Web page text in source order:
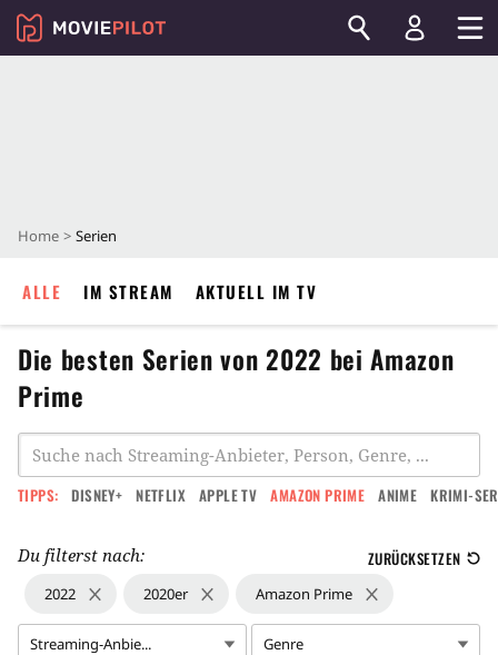
Home Serien
ALLE IM STREAM AKTUELL IM TV
Die besten Serien von 2022 bei Amazon
Prime
TIPPS: DISNEY+ NETFLIX APPLE TV AMAZON PRIME ANIME KRIMI-
Du filterst nach: ZURÜCKSETZEN
2022 2020er Amazon Prime
Streaming-Anbie... Genre